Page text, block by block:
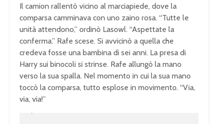
Il camion rallentò vicino al marciapiede, dove la
comparsa camminava con uno zaino rosa. “Tutte le
unità attendono,” ordinò Lasowl. “Aspettate la
conferma.” Rafe scese. Si avvicinò a quella che
credeva fosse una bambina di sei anni. La presa di
Harry sui binocoli si strinse. Rafe allungò la mano
verso la sua spalla. Nel momento in cui la sua mano
toccò la comparsa, tutto esplose in movimento. “Via,
via, via!”